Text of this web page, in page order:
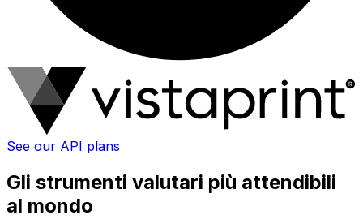
See our API plans
Gli strumenti valutari più attendibili
al mondo